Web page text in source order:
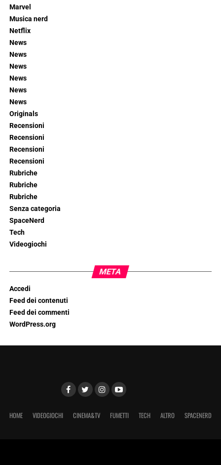
Marvel
Musica nerd
Netflix
News
News
News
News
News
News
Originals
Recensioni
Recensioni
Recensioni
Recensioni
Rubriche
Rubriche
Rubriche
Senza categoria
SpaceNerd
Tech
Videogiochi
META
Accedi
Feed dei contenuti
Feed dei commenti
WordPress.org
HOME VIDEOGIOCHI CINEMA&TV FUMETTI TECH ALTRO SPACENERD